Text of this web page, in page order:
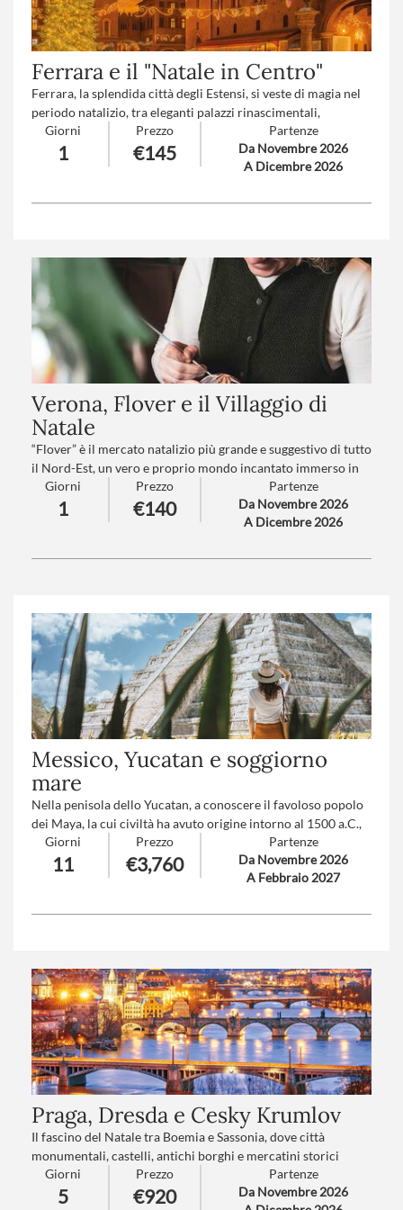
Ferrara e il "Natale in Centro"
Ferrara, la splendida città degli Estensi, si veste di magia nel
periodo natalizio, tra eleganti palazzi rinascimentali,
atmosfere di festa e suggestivi mercatini nel cuore del suo
centro storico.
Giorni
1
Prezzo
€145
Partenze
Da Novembre 2026
A Dicembre 2026
Verona, Flover e il Villaggio di
Natale
“Flover” è il mercato natalizio più grande e suggestivo di tutto
il Nord-Est, un vero e proprio mondo incantato immerso in
uno scenario da fiaba che sembra uscito da un sogno. Natale
a Verona si veste di magia, dove arte, storia e leggenda si
intrecciano con una mirabile alchimia, regalando emozioni
spettacolo c’è la maestosa stella cometa alta ben 70 metri,
Numero partecipanti: minimo 20 - massimo 40
Trattamento: Pranzo in ristorante
Giorni
1
Prezzo
€140
Partenze
Da Novembre 2026
A Dicembre 2026
Messico, Yucatan e soggiorno
mare
Nella penisola dello Yucatan, a conoscere il favoloso popolo
dei Maya, la cui civiltà ha avuto origine intorno al 1500 a.C.,
con le visite di siti archeologici di singolare intensità.
5 notti Tour e 4 notti di relax e mare Caraibico in All
Giorni
11
Prezzo
€3,760
Partenze
Da Novembre 2026
A Febbraio 2027
Praga, Dresda e Cesky Krumlov
Il fascino del Natale tra Boemia e Sassonia, dove città
monumentali, castelli, antichi borghi e mercatini storici
regalano un viaggio ricco di emozioni e tradizioni secolari.
Praga incanta con il suo Castello, il Ponte Carlo e le piazze
Giorni
5
Prezzo
€920
Partenze
Da Novembre 2026